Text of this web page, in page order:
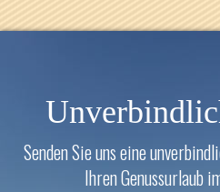
Senden Sie uns eine
Ihren Genussurlaub